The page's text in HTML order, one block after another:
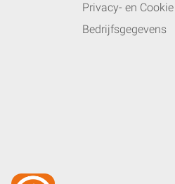
Privacy- en
Bedrijfsgegevens